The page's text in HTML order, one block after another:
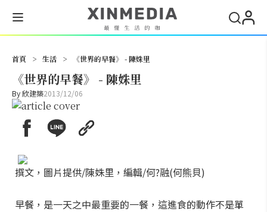
首頁 > 生活 > 《世界的早餐》 - 陳姝里
《世界的早餐》 - 陳姝里
By欣建築2013/12/06
撰文，圖片提供/陳姝里，編輯/何?融(何熊貝)
早餐，是一天之中最重要的一餐，這進食的動作不是單